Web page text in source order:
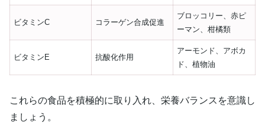
ビタミンC コラーゲン合成促進
ブロッコリー、赤ピ
ーマン、柑橘類
ビタミンE 抗酸化作用
アーモンド、アボカ
ド、植物油
これらの食品を積極的に取り入れ、栄養バランスを意識し
ましょう。